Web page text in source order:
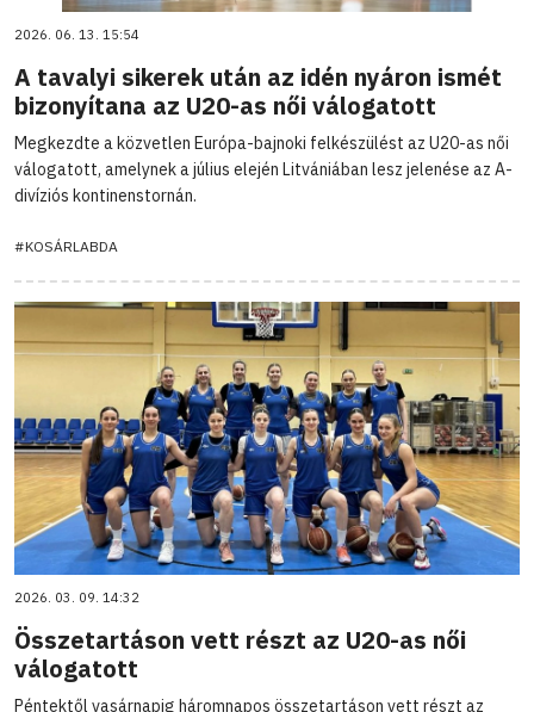
2026. 06. 13. 15:54
A tavalyi sikerek után az idén nyáron ismét
bizonyítana az U20-as női válogatott
Megkezdte a közvetlen Európa-bajnoki felkészülést az U20-as női
válogatott, amelynek a július elején Litvániában lesz jelenése az A-
divíziós kontinenstornán.
#KOSÁRLABDA
2026. 03. 09. 14:32
Összetartáson vett részt az U20-as női
válogatott
Péntektől vasárnapig háromnapos összetartáson vett részt az